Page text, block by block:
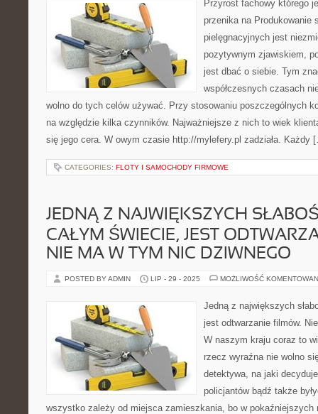
Przyrost fachowy którego
przenika na Produkowanie
pielęgnacyjnych jest
pozytywnym zjawiskiem,
jest dbać o siebie. Tym
współczesnych czasach
wolno do tych celów używać. Przy stosowaniu poszczególnych
na względzie kilka czynników. Najważniejsze z nich to wiek
się jego cera. W owym czasie http://mylefery.pl zadziała. Każdy
CATEGORIES: FLOTY I SAMOCHODY FIRMOWE
JEDNĄ Z NAJWIĘKSZYCH
CAŁYM ŚWIECIE, JEST
NIE MA W TYM NIC DZIWNEGO
POSTED BY ADMIN LIP - 29 - 2025 MOŻLIWOŚĆ
Jedną z największych
jest odtwarzanie filmów.
W naszym kraju coraz to
rzecz wyraźna nie wolno
detektywa, na jaki
policjantów bądź także
wszystko zależy od miejsca zamieszkania, bo w pokaźniejszych